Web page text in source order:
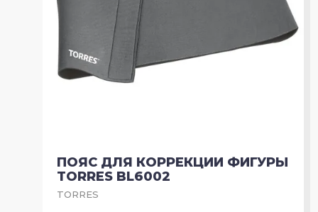
ПОЯС ДЛЯ КОРРЕКЦИИ ФИГУРЫ
TORRES BL6002
TORRES